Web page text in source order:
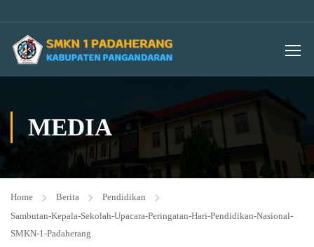
MEDIA
Home Berita
Pendidikan
Sambutan-Kepala-Sekolah-Upacara-Peringatan-Hari-Pendidikan-Nasional-
SMKN-1-Padaherang